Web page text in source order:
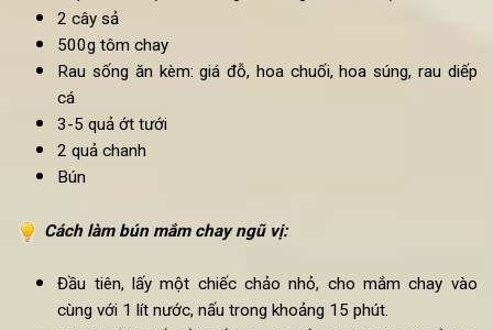
200g mắm chay
200g cá chay
30g tỏi (bóc vỏ, nghiền nhỏ)
30g hành lá (rửa sạch, thái nhỏ)
30g sả (băm nhỏ)
500ml nước dừa
1 quả cà tím (thái nhỏ, ngâm trong nước muối)
500g tôm chay
cá
3-5 quả ớt tưới